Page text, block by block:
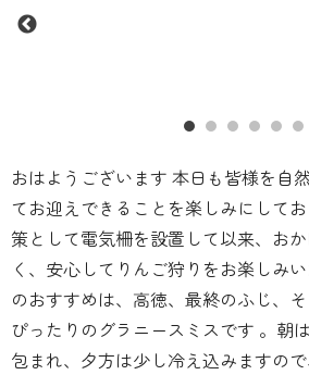
おはようございます 本日も皆様を自
てお迎えできることを楽しみにして
策として電気柵を設置して以来、お
く、安心してりんご狩りをお楽しみ
のおすすめは、高徳、最終のふじ、
ぴったりのグラニースミスです 。朝
包まれ、夕方は少し冷え込みますの